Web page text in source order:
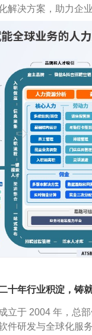
解决方案，助力企
十年行业积淀，铸
立于 2004 年，总
件研发与全球化服